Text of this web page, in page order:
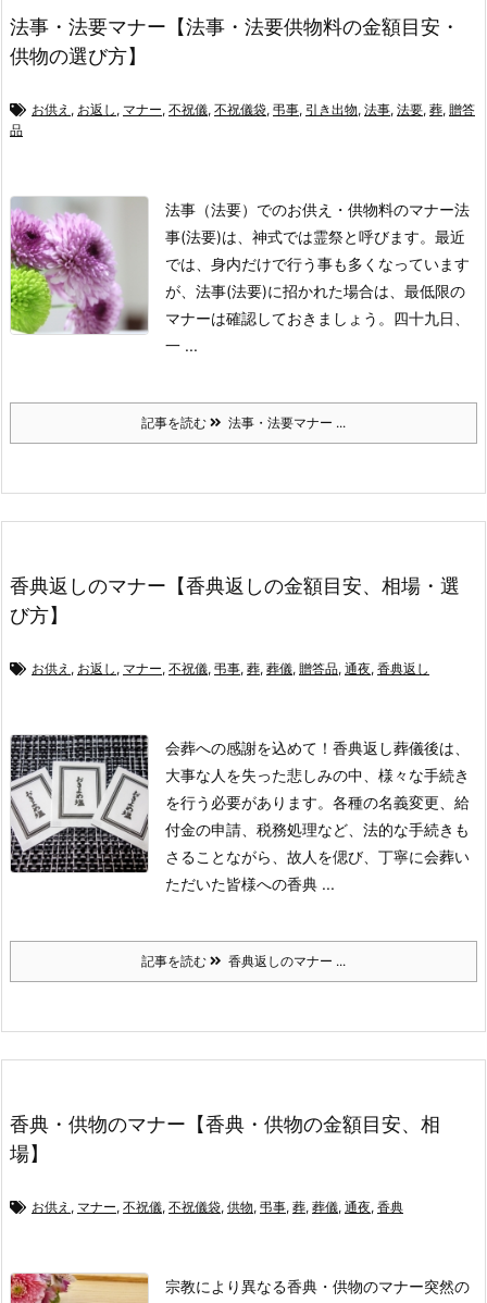
法事・法要マナー【法事・法要供物料の金額目安・
供物の選び方】
お供え , お返し , マナー, 不祝儀, 不祝儀袋, 弔事, 引き出物, 法事, 法要, 葬, 贈答
品
法事（法要）でのお供え・供物料のマナー法
事(法要)は、神式では霊祭と呼びます。 最近
では、身内だけで行う事も多くなっています
が、法事(法要)に招かれた場合は、最低限の
マナーは確認しておきましょう。 四十九日、
一 ...
記事を読む 法事・法要マナー ...
香典返しのマナー【香典返しの金額目安、相場・選
び方】
お供え , お返し , マナー, 不祝儀, 弔事, 葬, 葬儀, 贈答品, 通夜, 香典返し
会葬への感謝を込めて！香典返し葬儀後は、
大事な人を失った悲しみの中、様々な手続き
を行う必要があります。 各種の名義変更、給
付金の申請、税務処理など、法的な手続きも
さることながら、故人を偲び、丁寧に会葬い
ただいた皆様への香典 ...
記事を読む 香典返しのマナー ...
香典・供物のマナー【香典・供物の金額目安、相
場】
お供え , マナー, 不祝儀, 不祝儀袋, 供物, 弔事, 葬, 葬儀, 通夜, 香典
宗教により異なる香典・供物のマナー突然の